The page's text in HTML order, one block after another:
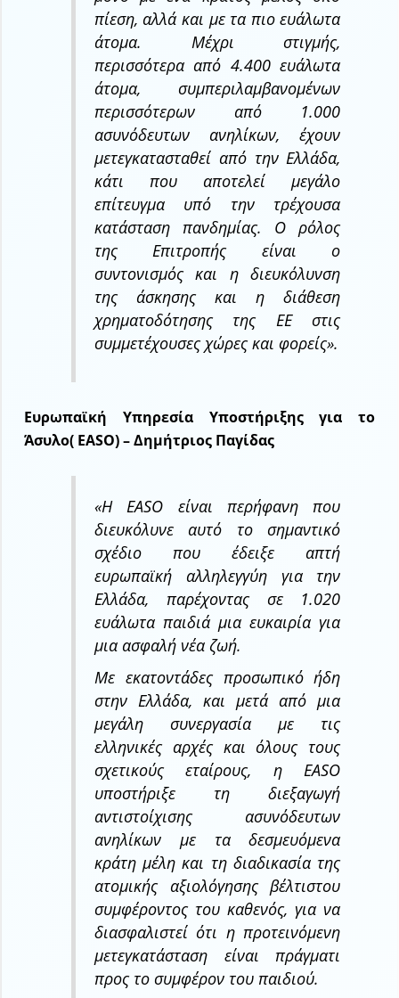
πίεση, αλλά και με τα πιο ευάλωτα
άτομα. Μέχρι στιγμής,
περισσότερα από 4.400 ευάλωτα
άτομα, συμπεριλαμβανομένων
περισσότερων από 1.000
ασυνόδευτων ανηλίκων, έχουν
μετεγκατασταθεί από την Ελλάδα,
κάτι που αποτελεί μεγάλο
επίτευγμα υπό την τρέχουσα
κατάσταση πανδημίας. Ο ρόλος
της Επιτροπής είναι ο
συντονισμός και η διευκόλυνση
της άσκησης και η διάθεση
χρηματοδότησης της ΕΕ στις
συμμετέχουσες χώρες και φορείς».
Ευρωπαϊκή Υπηρεσία Υποστήριξης για το
Άσυλο( EASO) – Δημήτριος Παγίδας
«Η EASO είναι περήφανη που
διευκόλυνε αυτό το σημαντικό
σχέδιο που έδειξε απτή
ευρωπαϊκή αλληλεγγύη για την
Ελλάδα, παρέχοντας σε 1.020
ευάλωτα παιδιά μια ευκαιρία για
μια ασφαλή νέα ζωή.
Με εκατοντάδες προσωπικό ήδη
στην Ελλάδα, και μετά από μια
μεγάλη συνεργασία με τις
ελληνικές αρχές και όλους τους
σχετικούς εταίρους, η EASO
υποστήριξε τη διεξαγωγή
αντιστοίχισης ασυνόδευτων
ανηλίκων με τα δεσμευόμενα
κράτη μέλη και τη διαδικασία της
ατομικής αξιολόγησης βέλτιστου
συμφέροντος του καθενός, για να
διασφαλιστεί ότι η προτεινόμενη
μετεγκατάσταση είναι πράγματι
προς το συμφέρον του παιδιού.